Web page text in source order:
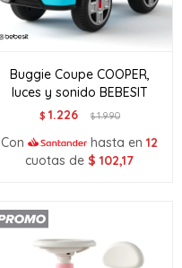
Buggie Coupe COOPER,
luces y sonido BEBESIT
$ 1.226 $1.990
Con hasta en 12
cuotas de $ 102,17